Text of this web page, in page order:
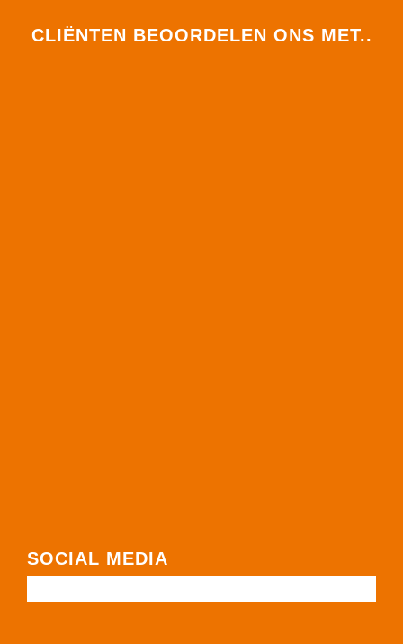
CLIËNTEN BEOORDELEN ONS MET..
SOCIAL MEDIA